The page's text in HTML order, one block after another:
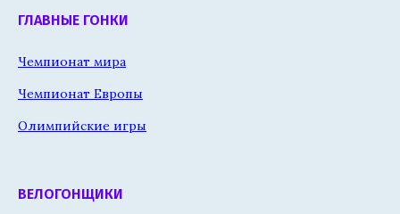
ГЛАВНЫЕ ГОНКИ
Чемпионат мира
Чемпионат Европы
Олимпийские игры
ВЕЛОГОНЩИКИ